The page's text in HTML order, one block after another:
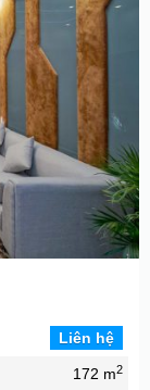
Liên hệ
172 m2